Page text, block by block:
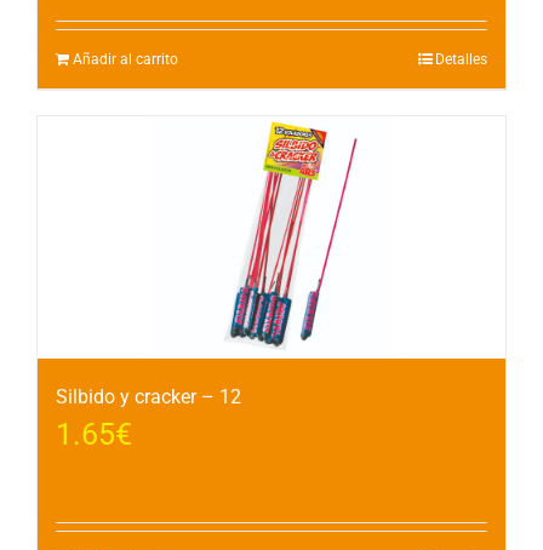
Añadir al carrito Detalles
Silbido y cracker – 12
1.65€